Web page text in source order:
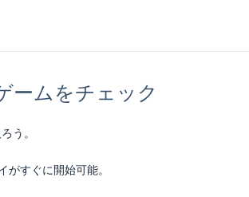
ームをチェック
う。
すぐに開始可能。